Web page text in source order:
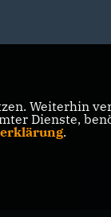
Weiterhin
Dienste,
.